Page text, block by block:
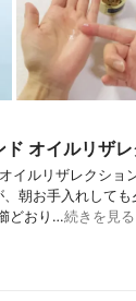
オイルリザ
イルリザレクショ
朝お手入れして
どおり…続きを見る